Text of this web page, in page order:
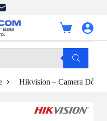
Panier
d’achat
Hikvision – Camera